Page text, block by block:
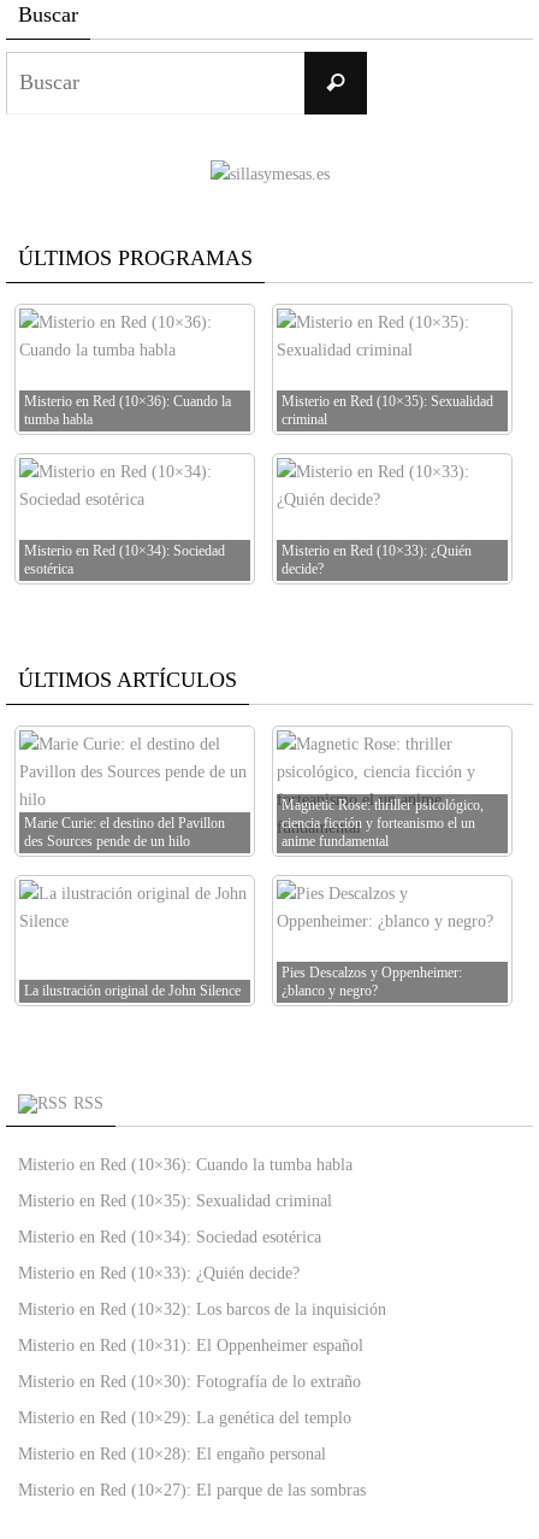
Buscar
Buscar
ÚLTIMOS PROGRAMAS
Misterio en Red (10×36): Cuando la
tumba habla
Misterio en Red (10×35): Sexualidad
criminal
Misterio en Red (10×34): Sociedad
esotérica
Misterio en Red (10×33): ¿Quién
decide?
ÚLTIMOS ARTÍCULOS
Marie Curie: el destino del Pavillon
des Sources pende de un hilo
Magnetic Rose: thriller psicológico,
ciencia ficción y forteanismo el un
anime fundamental
La ilustración original de John Silence
Pies Descalzos y Oppenheimer:
¿blanco y negro?
RSS
Misterio en Red (10×36): Cuando la tumba habla
Misterio en Red (10×35): Sexualidad criminal
Misterio en Red (10×34): Sociedad esotérica
Misterio en Red (10×33): ¿Quién decide?
Misterio en Red (10×32): Los barcos de la inquisición
Misterio en Red (10×31): El Oppenheimer español
Misterio en Red (10×30): Fotografía de lo extraño
Misterio en Red (10×29): La genética del templo
Misterio en Red (10×28): El engaño personal
Misterio en Red (10×27): El parque de las sombras